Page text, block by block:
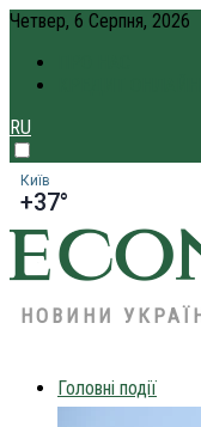
Четвер, 6 Серпня, 2026
RU
Київ
+37°
НОВИНИ
Головні події